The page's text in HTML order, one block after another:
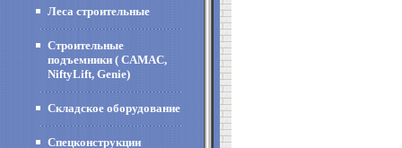
Леса строительные
Строительные
подъемники ( CAMAC,
NiftyLift, Genie)
Складское оборудование
Спецконструкции